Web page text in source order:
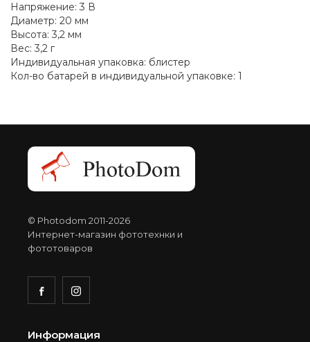
Напряжение: 3 В
Диаметр: 20 мм
Высота: 3,2 мм
Вес: 3,2 г
Индивидуальная упаковка: блистер
Кол-во батарей в индивидуальной упаковке: 1
© Photodom 2011-2026
Интернет-магазин фототехнки и
фототоваров
Информация